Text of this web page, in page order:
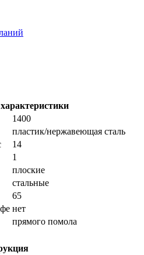
1400
пластик/нержавеющая сталь
14
1
плоские
стальные
65
нет
прямого помола